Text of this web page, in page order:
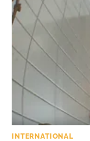
INTERNATIONAL